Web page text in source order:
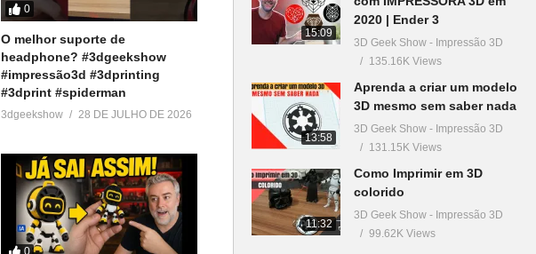
0
O melhor suporte de
headphone? #3dgeekshow
#impressão3d #3dprinting
#3dprint #spiderman
3dgeekshow 28 DE JULHO DE 2026
15:09
2020 | Ender 3
3D Geek Show - Impressão 3D
135.16K Views
13:58
Aprenda a criar um modelo
3D mesmo sem saber nada
3D Geek Show - Impressão 3D
131.15K Views
11:32
Como Imprimir em 3D
colorido
3D Geek Show - Impressão 3D
99.62K Views